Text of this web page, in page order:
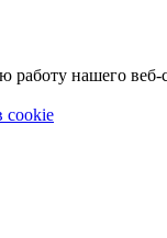
нашего веб-
cookie